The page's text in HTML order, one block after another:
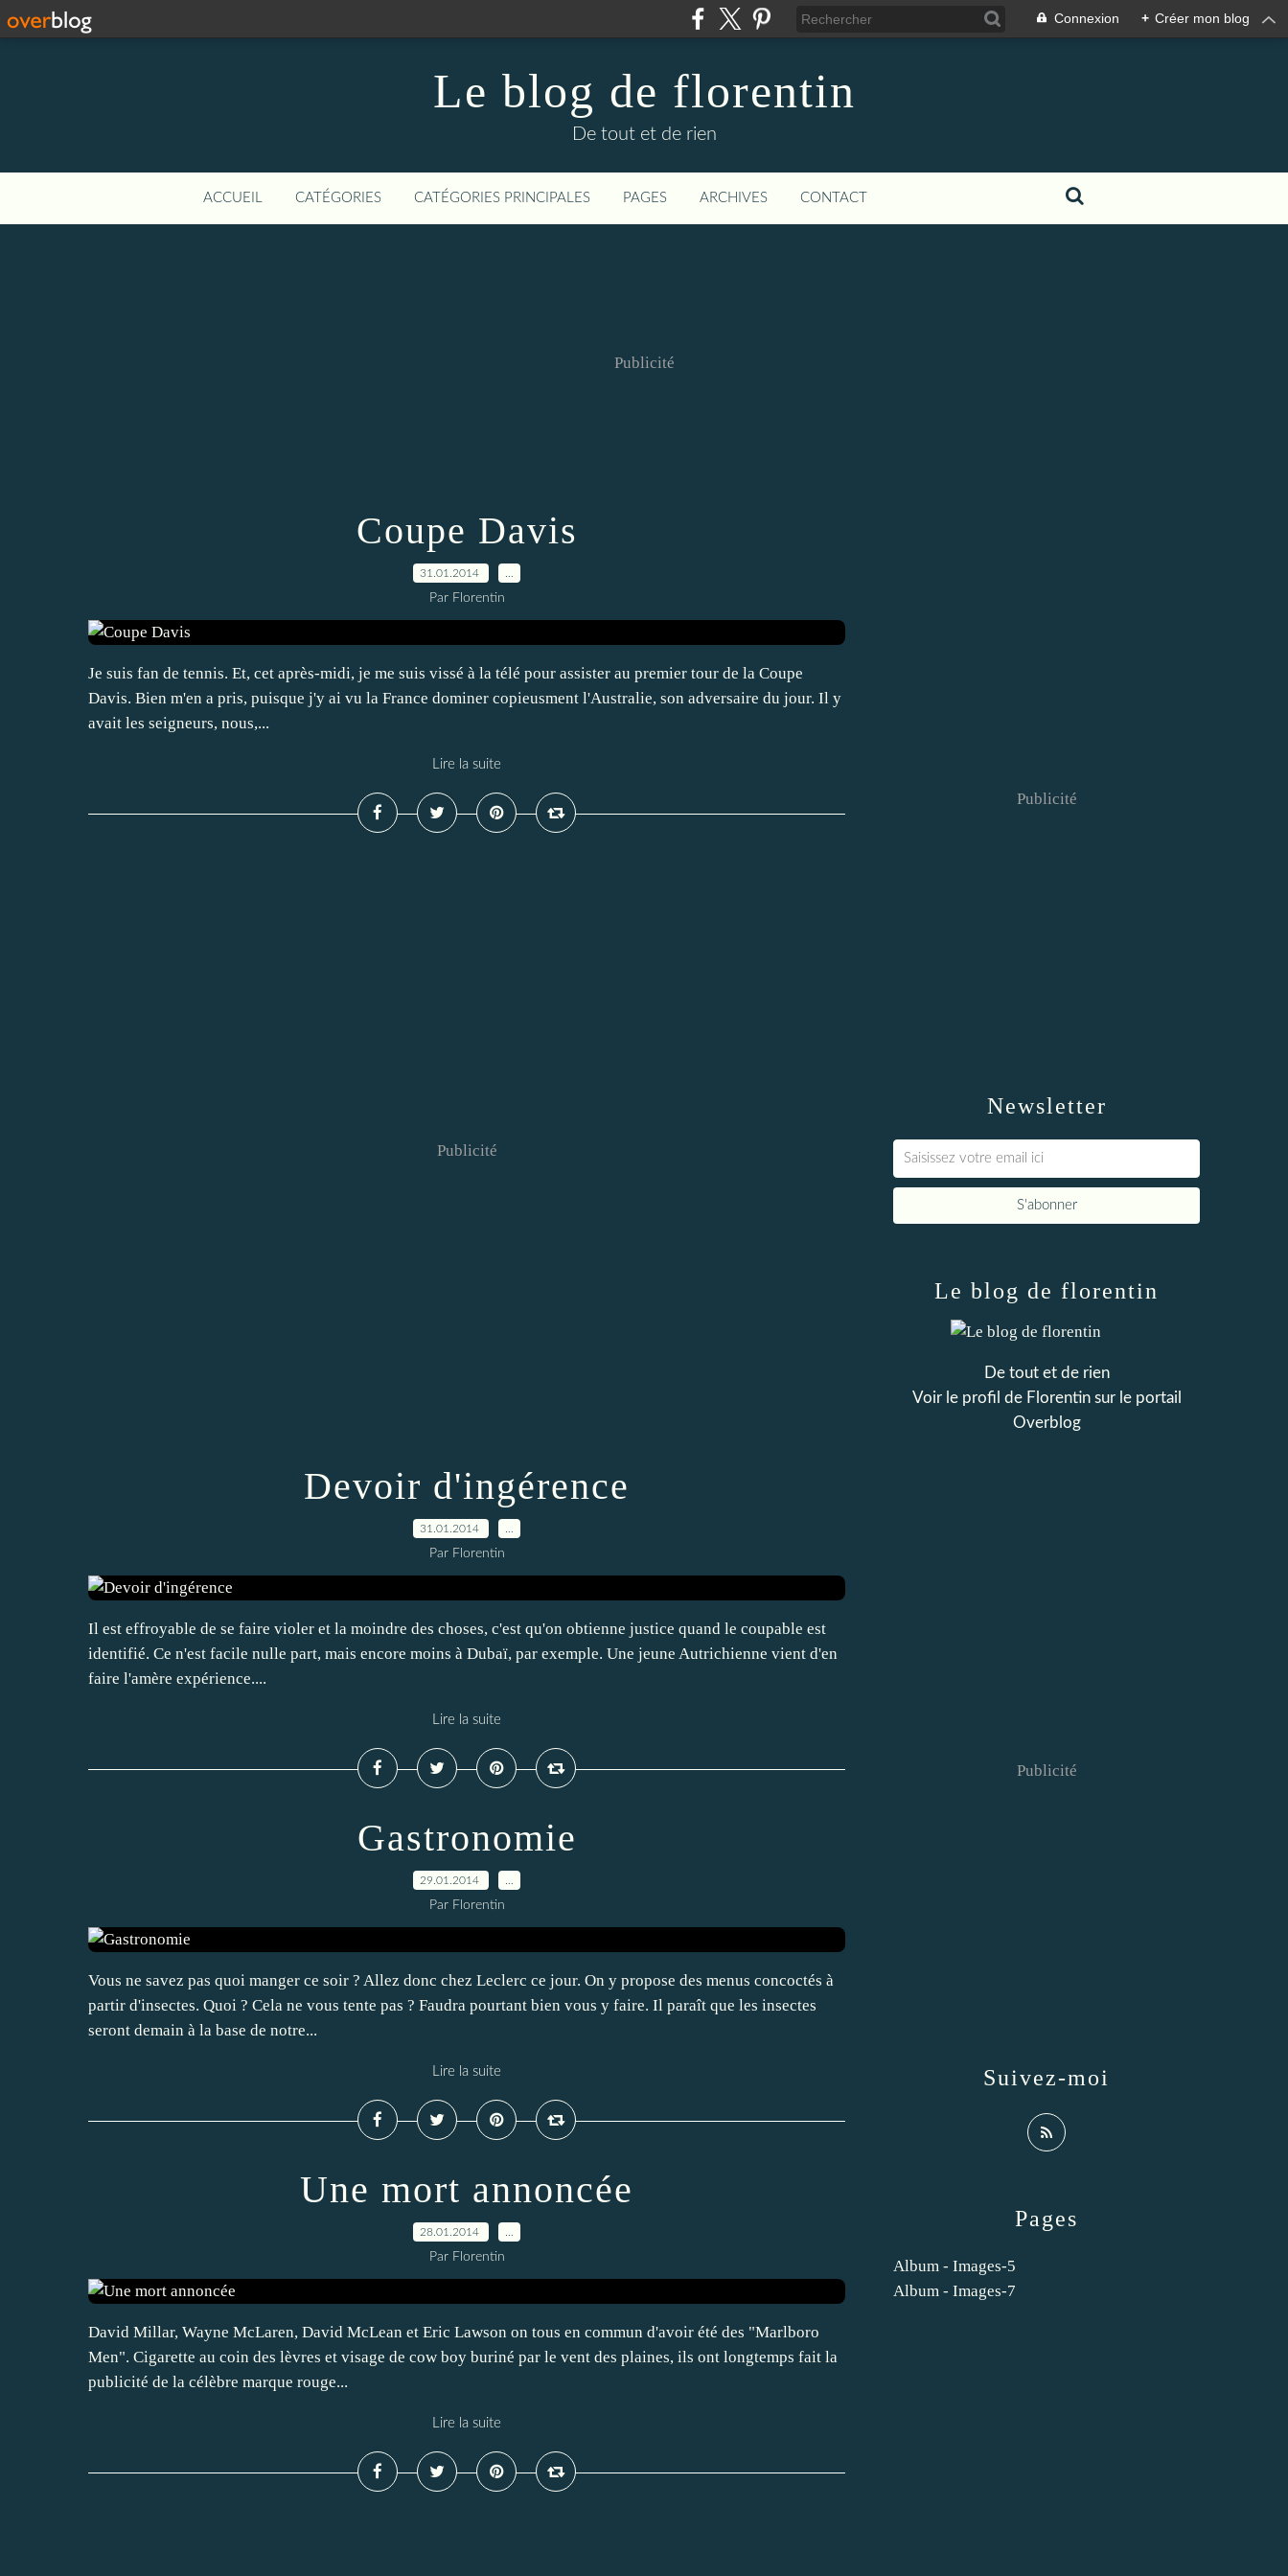
Connexion + Créer mon blog
Le blog de florentin
De tout et de rien
ACCUEIL CATÉGORIES CATÉGORIES PRINCIPALES PAGES ARCHIVES CONTACT
Publicité
Coupe Davis
31.01.2014
Par Florentin
Je suis fan de tennis. Et, cet après-midi, je me suis vissé à la télé pour assister au premier tour de la Coupe
Davis. Bien m'en a pris, puisque j'y ai vu la France dominer copieusment l'Australie, son adversaire du jour. Il y
avait les seigneurs, nous,...
Lire la suite
Publicité
Devoir d'ingérence
31.01.2014
Par Florentin
Il est effroyable de se faire violer et la moindre des choses, c'est qu'on obtienne justice quand le coupable est
identifié. Ce n'est facile nulle part, mais encore moins à Dubaï, par exemple. Une jeune Autrichienne vient d'en
faire l'amère expérience....
Lire la suite
Gastronomie
29.01.2014
Par Florentin
Vous ne savez pas quoi manger ce soir ? Allez donc chez Leclerc ce jour. On y propose des menus concoctés à
partir d'insectes. Quoi ? Cela ne vous tente pas ? Faudra pourtant bien vous y faire. Il paraît que les insectes
seront demain à la base de notre...
Lire la suite
Une mort annoncée
28.01.2014
Par Florentin
David Millar, Wayne McLaren, David McLean et Eric Lawson on tous en commun d'avoir été des "Marlboro
Men". Cigarette au coin des lèvres et visage de cow boy buriné par le vent des plaines, ils ont longtemps fait la
publicité de la célèbre marque rouge...
Lire la suite
Newsletter
Publicité
Pages
Album - Images-5
Album - Images-7
Le blog de florentin
De tout et de rien
Voir le profil de Florentinsur le portail
Overblog
Suivez-moi
Publicité